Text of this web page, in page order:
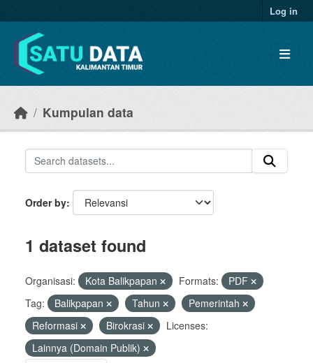
Log in
Kumpulan data
Order by
1 dataset found
Organisasi: Kota Balikpapan Formats:
PDF
Tag:
Balikpapan Tahun
Pemerintah
Reformasi
Birokrasi
Licenses:
Lainnya (Domain Publik)